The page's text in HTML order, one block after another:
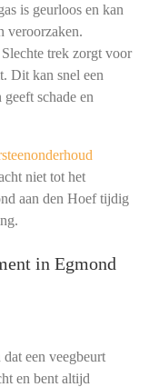
is geurloos en kan
veroorzaken.
Slechte trek zorgt voor
Dit kan snel een
schade en
niet tot het
aan den Hoef tijdig
in Egmond
een veegbeurt
en bent altijd